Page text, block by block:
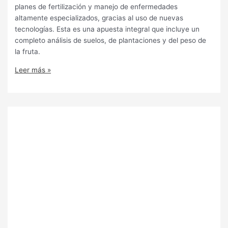
planes de fertilización y manejo de enfermedades
altamente especializados, gracias al uso de nuevas
tecnologías. Esta es una apuesta integral que incluye un
completo análisis de suelos, de plantaciones y del peso de
la fruta.
Leer más »